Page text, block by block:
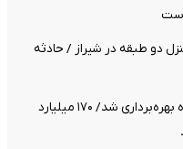
است
دو طبقه در شیراز / حادثه
پل راه‌آهن هشتگرد پس از ۹ سال آماده بهره‌برداری شد/ ۱۷۰ میلیارد